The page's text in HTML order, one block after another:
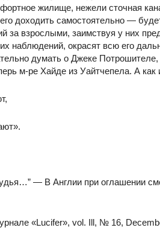
жилище, нежели сточная
доходить самостоятельно —
за взрослыми, заимствуя у них
наблюдений, окрасят всю его
думать о Джеке Потрошителе,
м-ре Хайде из Уайтчепела. А как
— В Англии при оглашении
«Lucifer», vol. Ill, № 16,